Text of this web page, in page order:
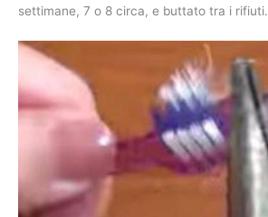
settimane, 7 o 8 circa, e buttato tra i rifiuti.